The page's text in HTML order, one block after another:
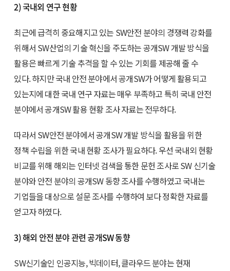
2) 국내외 연구 현황
최근에 급격히 중요해지고 있는 SW안전 분야의 경쟁력 강화를
위해서 SW산업의 기술 혁신을 주도하는 공개SW 개발 방식을
활용은 빠르게 기술 추격을 할 수 있는 기회를 제공해 줄 수
있다. 하지만 국내 안전 분야에서 공개SW가 어떻게 활용되고
있는지에 대한 국내 연구 자료는 매우 부족하고 특히 국내 안전
분야에서 공개SW 활용 현황 조사 자료는 전무하다.
따라서 SW안전 분야에서 공개SW 개발 방식을 활용을 위한
정책 수립을 위한 국내 현황 조사가 필요하다. 우선 국내외 현황
비교를 위해 해외는 인터넷 검색을 통한 문헌 조사로 SW 신기술
분야와 안전 분야의 공개SW 동향 조사를 수행하였고 국내는
기업들을 대상으로 설문 조사를 수행하여 보다 정확한 자료를
얻고자 하였다.
3) 해외 안전 분야 관련 공개SW 동향
SW신기술인 인공지능, 빅데이터, 클라우드 분야는 현재